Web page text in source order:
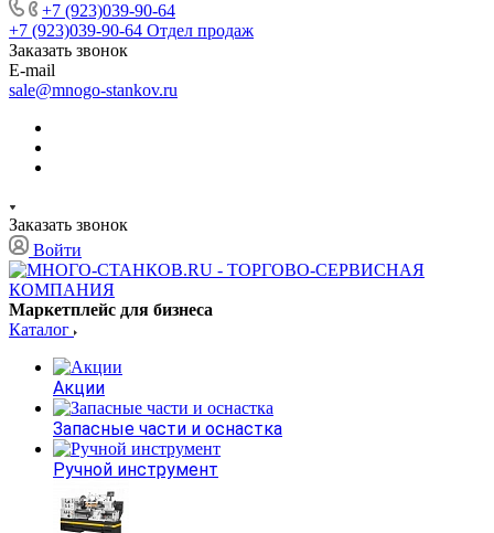
+7 (923)039-90-64
+7 (923)039-90-64 Отдел продаж
Заказать звонок
E-mail
sale@mnogo-stankov.ru
Заказать звонок
Войти
Маркетплейс для бизнеса
Каталог
Акции
Запасные части и оснастка
Ручной инструмент